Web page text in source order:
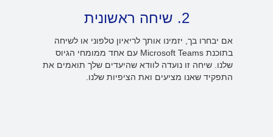
2. שיחה ראשונית
אם יבחרו בך, יזמינו אותך לריאיון טלפוני או לשיחה
בתוכנת Microsoft Teams עם אחד ממומחי הגיוס
שלנו. שיחה זו נועדה לוודא שהיעדים שלך תואמים את
התפקיד שאנו מציעים ואת הציפיות שלנו.